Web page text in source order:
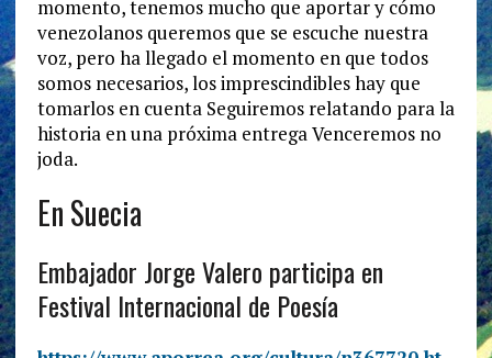
En Suecia
Embajador Jorge Valero participa en
Festival Internacional de Poesía